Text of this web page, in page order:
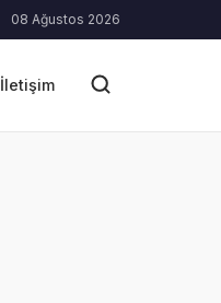
08 Ağustos 2026
İletişim